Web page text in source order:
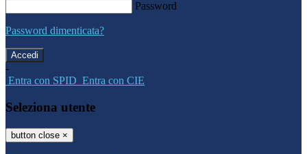
Password
Password dimenticata?
-
Entra con SPID Entra con CIE
Seleziona utente
button close ×